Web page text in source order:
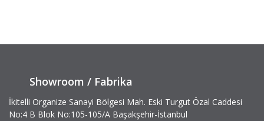
Showroom / Fabrika
İkitelli Organize Sanayi Bölgesi Mah. Eski Turgut Özal Caddesi
No:4 B Blok No:105-105/A Başakşehir-İstanbul